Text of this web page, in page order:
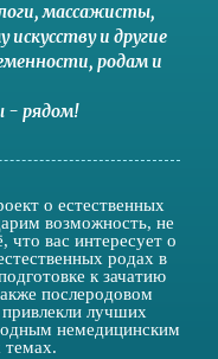
,массажисты,
и другие
, родами
- рядом!
о естественных
возможность, не
что вас интересует о
родах в
к зачатию
послеродовом
лучших
немедицинским